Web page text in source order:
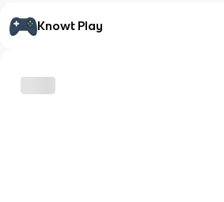
Knowt Play